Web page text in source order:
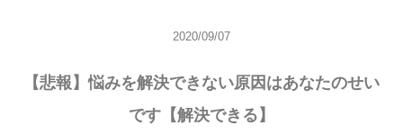
2020/09/07
【悲報】悩みを解決できない原因はあなたのせい
です【解決できる】